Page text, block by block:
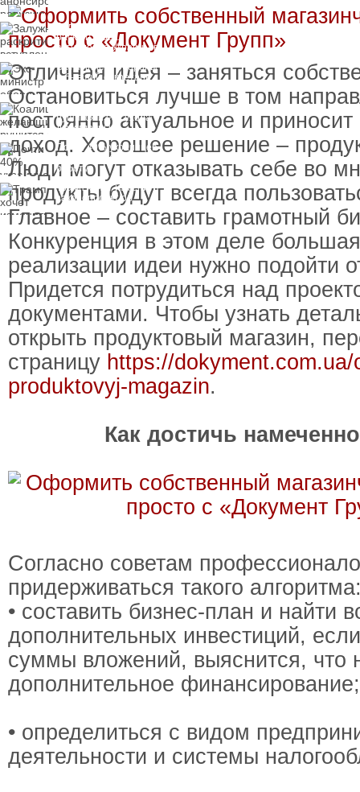
Залужный
раскритиковал
вступление Украины в
другие варианты
Экс-министр обороны
и бывший секретарь
новую "вкусную"
Коалиция желающих
рушится из-за ухода
двух главных
сторонников Украины
Почти 40% украинцев
планируют сменить
работу
Трамп хочет изменить
законопроект об
"адских санкциях"
против России
Отличная идея – заняться
Остановиться лучше в том
постоянно актуальное и
доход. Хорошее решение –
Люди могут отказывать себе во
продукты будут всегда
Главное – составить грамотный
Конкуренция в этом деле
реализации идеи нужно подойти
Придется потрудиться над
документами. Чтобы узнать
открыть продуктовый магазин,
страницу https://
produktovyj-magazin.
Как достичь
Согласно советам
придерживаться такого
• составить бизнес-план и найти
дополнительных инвестиций,
суммы вложений, выяснится, что
дополнительное финансирование;
• определиться с видом
деятельности и системы